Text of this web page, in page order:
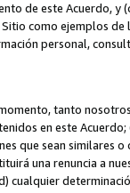
de este Acuerdo,
como ejemplos
personal,
tanto
en este
que sean similares
una renuncia a
cualquier